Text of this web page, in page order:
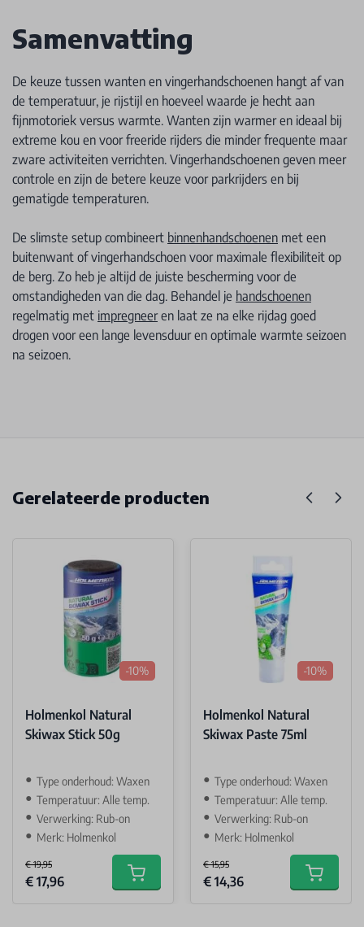
Samenvatting
De keuze tussen wanten en vingerhandschoenen hangt af van
de temperatuur, je rijstijl en hoeveel waarde je hecht aan
fijnmotoriek versus warmte. Wanten zijn warmer en ideaal bij
extreme kou en voor freeride rijders die minder frequente maar
zware activiteiten verrichten. Vingerhandschoenen geven meer
controle en zijn de betere keuze voor parkrijders en bij
gematigde temperaturen.
De slimste setup combineert binnenhandschoenen met een
buitenwant of vingerhandschoen voor maximale flexibiliteit op
de berg. Zo heb je altijd de juiste bescherming voor de
omstandigheden van die dag. Behandel je handschoenen
regelmatig met impregneeren laat ze na elke rijdag goed
drogen voor een lange levensduur en optimale warmte seizoen
na seizoen.
Gerelateerde producten
-10%
Holmenkol Natural
Skiwax Stick 50g
Type onderhoud: Waxen
Temperatuur: Alle temp.
Verwerking: Rub-on
Merk: Holmenkol
€ 19,95
Special Price
€ 17,96 Add to cart
-10%
Holmenkol Natural
Skiwax Paste 75ml
Type onderhoud: Waxen
Temperatuur: Alle temp.
Verwerking: Rub-on
Merk: Holmenkol
€ 15,95
Special Price
€ 14,36 Add to